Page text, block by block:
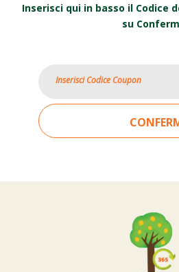
Inserisci qui in basso il Codice
su